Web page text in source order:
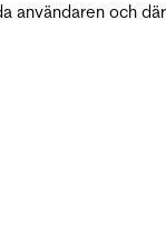
användaren och